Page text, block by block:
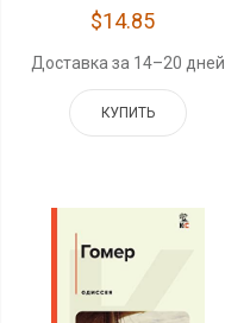
$14.85
Доставка за 14–20 дней
КУПИТЬ